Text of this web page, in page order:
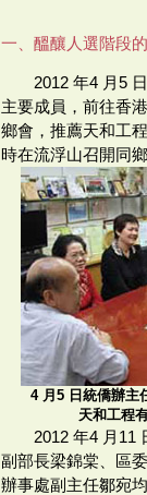
一、醞釀人選階段
2012 年4 月5
主要成員，前往香
鄉會，推薦天和工
時在流浮山召開同
4 月5 日統僑辦主
天和工程
2012 年4 月11
副部長梁錦棠、區
辦事處副主任鄒宛